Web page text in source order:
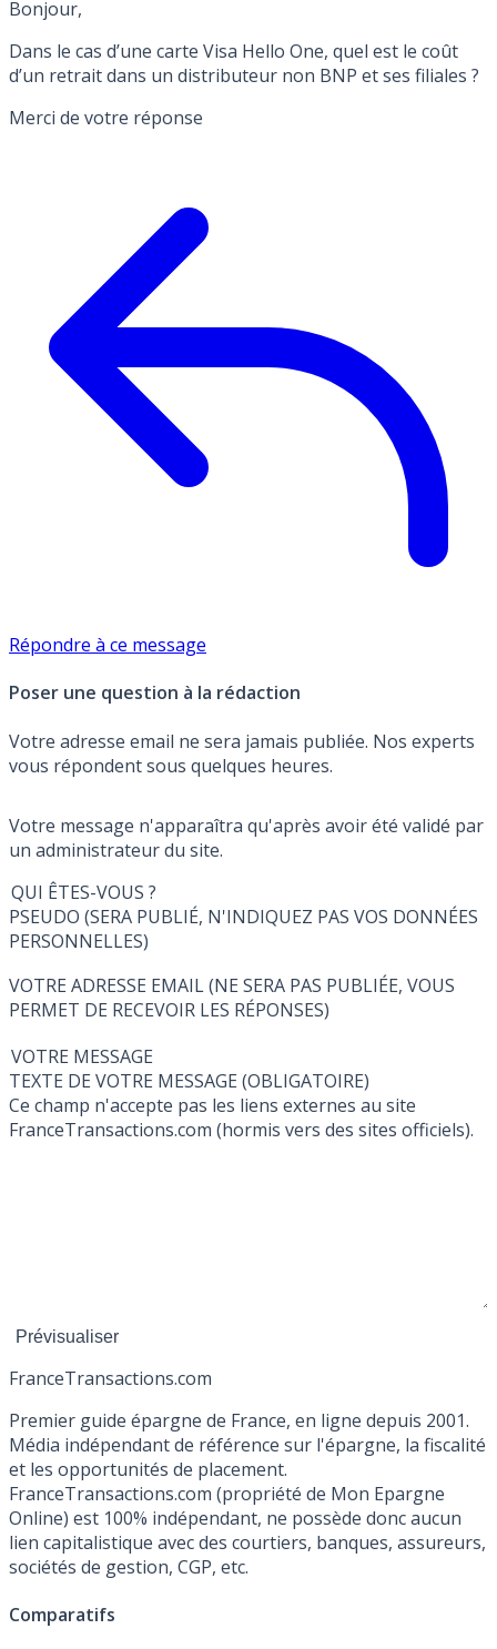
Bonjour,
Dans le cas d’une carte Visa Hello One, quel est le coût
d’un retrait dans un distributeur non BNP et ses filiales ?
Merci de votre réponse
Répondre à ce message
Poser une question à la rédaction
Votre adresse email ne sera jamais publiée. Nos experts
vous répondent sous quelques heures.
Votre message n'apparaîtra qu'après avoir été validé par
un administrateur du site.
QUI ÊTES-VOUS ?
PSEUDO (SERA PUBLIÉ, N'INDIQUEZ PAS VOS DONNÉES
PERSONNELLES)
VOTRE ADRESSE EMAIL (NE SERA PAS PUBLIÉE, VOUS
PERMET DE RECEVOIR LES RÉPONSES)
VOTRE MESSAGE
TEXTE DE VOTRE MESSAGE (OBLIGATOIRE)
Ce champ n'accepte pas les liens externes au site
FranceTransactions.com (hormis vers des sites officiels).
FranceTransactions.com
Premier guide épargne de France, en ligne depuis 2001.
Média indépendant de référence sur l'épargne, la fiscalité
et les opportunités de placement.
FranceTransactions.com (propriété de Mon Epargne
Online) est 100% indépendant, ne possède donc aucun
lien capitalistique avec des courtiers, banques, assureurs,
sociétés de gestion, CGP, etc.
Comparatifs